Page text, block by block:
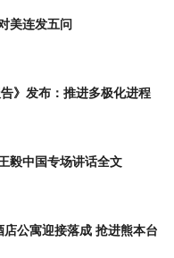
美连发五问
》发布：推进多极化进程
毅中国专场讲话全文
公寓迎接落成 抢进熊本台